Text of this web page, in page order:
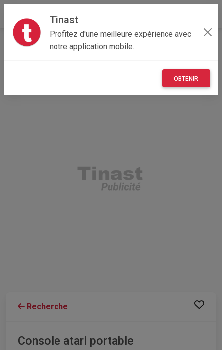
Tinast
Profitez d'une meilleure expérience avec
notre application mobile.
OBTENIR
Accueil Multimedia Île-de-France
Recherche
Console atari portable